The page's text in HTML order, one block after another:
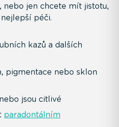
jen chcete mít jistotu,
péči.
kazů a dalších
pigmentace nebo sklon
jsou citlivé
paradontálním